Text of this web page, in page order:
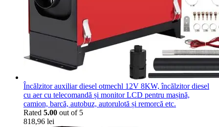
Încălzitor auxiliar diesel otmechl 12V 8KW, încălzitor diesel
cu aer cu telecomandă și monitor LCD pentru mașină,
camion, barcă, autobuz, autorulotă și remorcă etc.
Rated 5.00 out of 5
818,96 lei